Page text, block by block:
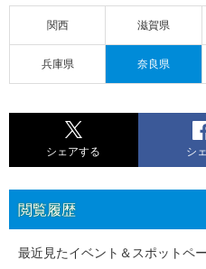
関西 滋賀県
兵庫県 奈良県
シェアする シ
閲覧履歴
最近見たイベント＆スポットペ